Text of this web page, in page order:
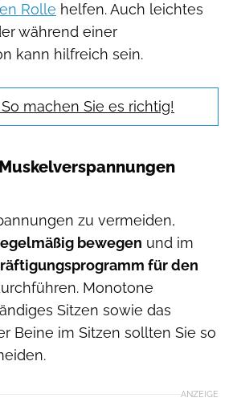
Rolle helfen. Auch leichtes
während einer
kann hilfreich sein.
machen Sie es richtig!
zu vermeiden,
bewegen und im
für den
Monotone
Sitzen sowie das
Beine im Sitzen sollten Sie so
ANZEIGE